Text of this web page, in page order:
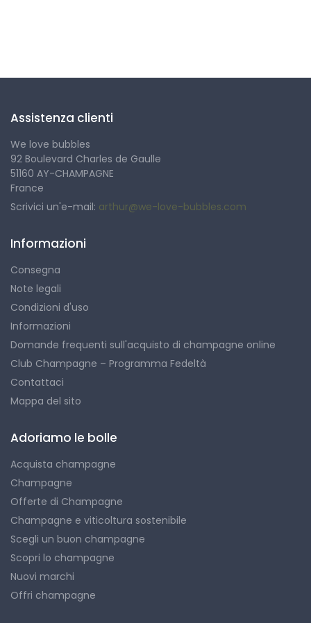
Assistenza clienti
We love bubbles
92 Boulevard Charles de Gaulle
51160 AY-CHAMPAGNE
France
Scrivici un'e-mail: arthur@we-love-bubbles.com
Informazioni
Consegna
Note legali
Condizioni d'uso
Informazioni
Domande frequenti sull'acquisto di champagne online
Club Champagne – Programma Fedeltà
Contattaci
Mappa del sito
Adoriamo le bolle
Acquista champagne
Champagne
Offerte di Champagne
Champagne e viticoltura sostenibile
Scegli un buon champagne
Scopri lo champagne
Nuovi marchi
Offri champagne